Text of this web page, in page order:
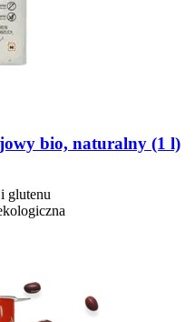
bio, naturalny (1 l)
glutenu